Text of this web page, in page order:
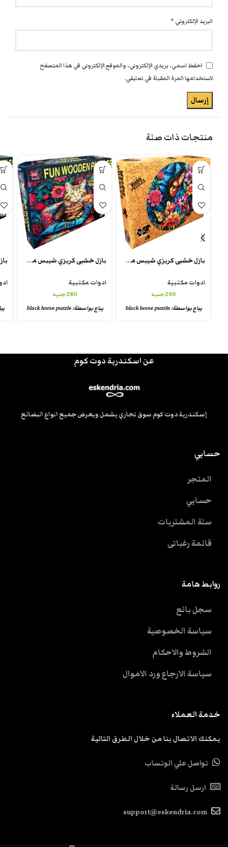
البريد الإلكتروني *
احفظ اسمي، بريدي الإلكتروني، والموقع الإلكتروني في هذا المتصفح
لاستخدامها المرة المقبلة في تعليقي.
منتجات ذات صلة
بازل خشبى كريزي شيبس من بلاك هورس crazy puzzle unique
ادوات مكتبية
200جنيه
يباع بواسطة:black horse puzzle
بازل خشبى كريزي شيبس من بلاك هورس fun wooden puzzle
ادوات مكتبية
280جنيه
يباع بواسطة:black horse puzzle
عن اسكندرية دوت كوم
إسكندرية دوت كوم سوق تجاري يشمل ويعرض جميع انواع البضائع
حسابي
المتجر
حسابي
سلة المشتريات
قائمة رغباتى
روابط هامة
سجل بائع
سياسة الخصوصية
الشروط والاحكام
سياسة الارجاع ورد الاموال
خدمة العملاء
يمكنك الاتصال بنا من خلال الطرق التالية
تواصل علي الوتساب
ارسل رسالة
support@eskendria.com